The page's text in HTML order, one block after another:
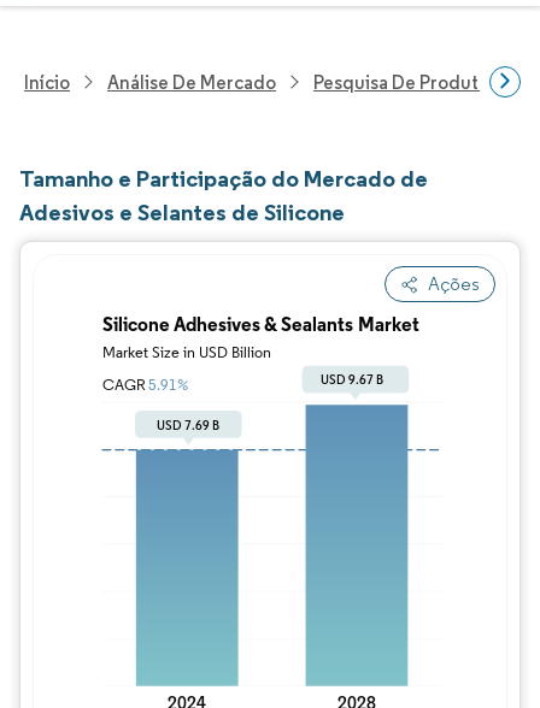
Início Análise De Mercado Pesquisa De Produtos
Tamanho e Participação do Mercado de
Adesivos e Selantes de Silicone
Ações